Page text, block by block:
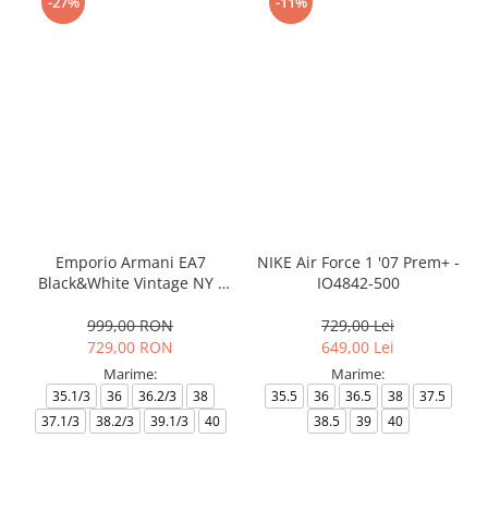
Emporio Armani EA7
Black&White Vintage NY -
999,00 RON
729,00 RON
Marime:
35.1/3 36 36.2/3
38
37.1/3
38.2/3 39.1/3 40
NIKE Air Force 1 '07 Prem+ -
IO4842-500
729,00 Lei
649,00 Lei
Marime:
35.5 36 36.5 38
37.5
38.5
39 40